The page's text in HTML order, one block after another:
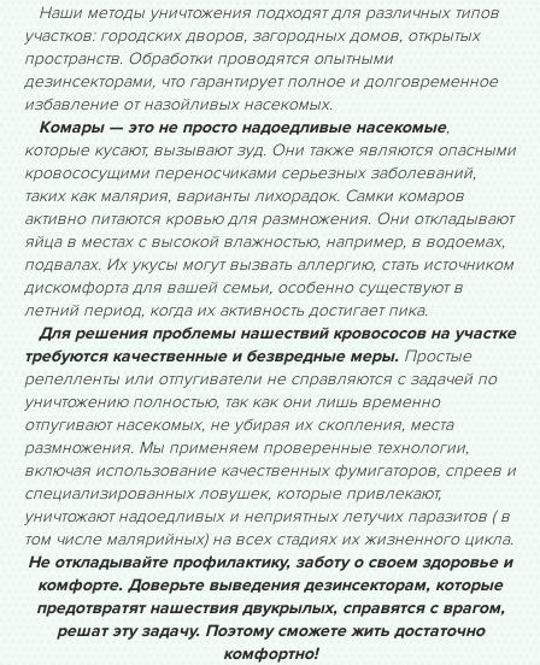
Наши методы уничтожения подходят для различных типов
участков: городских дворов, загородных домов, открытых
пространств. Обработки проводятся опытными
дезинсекторами, что гарантирует полное и долговременное
избавление от назойливых насекомых.
Комары — это не просто надоедливые насекомые,
которые кусают, вызывают зуд. Они также являются опасными
кровососущими переносчиками серьезных заболеваний,
таких как малярия, варианты лихорадок. Самки комаров
активно питаются кровью для размножения. Они откладывают
яйца в местах с высокой влажностью, например, в водоемах,
подвалах. Их укусы могут вызвать аллергию, стать источником
дискомфорта для вашей семьи, особенно существуют в
летний период, когда их активность достигает пика.
Для решения проблемы нашествий кровососов на участке
требуются качественные и безвредные меры. Простые
репелленты или отпугиватели не справляются с задачей по
уничтожению полностью, так как они лишь временно
отпугивают насекомых, не убирая их скопления, места
размножения. Мы применяем проверенные технологии,
включая использование качественных фумигаторов, спреев и
специализированных ловушек, которые привлекают,
уничтожают надоедливых и неприятных летучих паразитов ( в
том числе малярийных) на всех стадиях их жизненного цикла.
Не откладывайте профилактику, заботу о своем здоровье и
комфорте. Доверьте выведения дезинсекторам, которые
предотвратят нашествия двукрылых, справятся с врагом,
решат эту задачу. Поэтому сможете жить достаточно
комфортно!